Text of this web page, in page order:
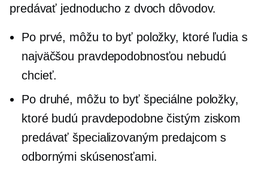
predávať jednoducho z dvoch dôvodov.
Po prvé, môžu to byť položky, ktoré ľudia s
najväčšou pravdepodobnosťou nebudú
chcieť.
Po druhé, môžu to byť špeciálne položky,
ktoré budú pravdepodobne čistým ziskom
predávať špecializovaným predajcom s
odbornými skúsenosťami.